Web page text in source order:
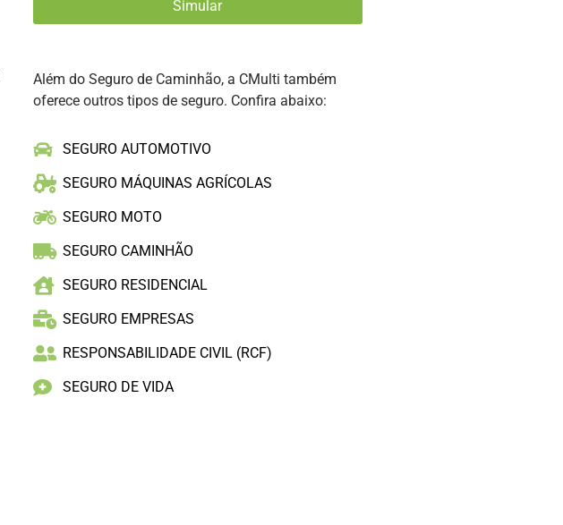
Além do Seguro de Caminhão, a CMulti também
oferece outros tipos de seguro. Confira abaixo:
SEGURO AUTOMOTIVO
SEGURO MÁQUINAS AGRÍCOLAS
SEGURO MOTO
SEGURO CAMINHÃO
SEGURO RESIDENCIAL
SEGURO EMPRESAS
RESPONSABILIDADE CIVIL (RCF)
SEGURO DE VIDA